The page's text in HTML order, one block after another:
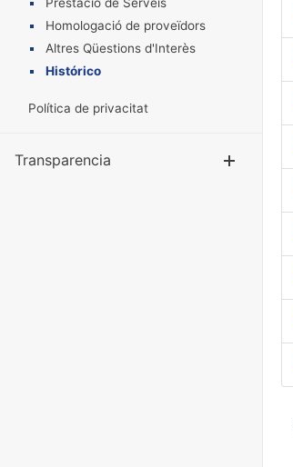
Homologació de proveïdors
Altres Qüestions d'Interès
Histórico
Política de privacitat
Transparencia